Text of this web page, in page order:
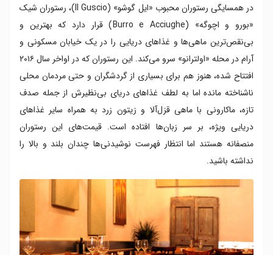
در همسایگی رستوران محبوب «ایل گوشو» (Il Guscio)، رستوران شیک
«بورو و اچوگه» (Burro e Acciughe) قرار دارد که بهترین و
بی‌نقص‌ترین ماهی‌ها و غذاهای دریایی را در یک خیابان مسکونی و
آرام در محله «اولترانو» سرو می‌کند. این رستوران که در اواخر سال ۲۰۱۶
افتتاح شده، هنوز هم برای بسیاری از گردشگران و حتی مردمان محلی
ناشناخته مانده اما به لطف غذاهای دریای بی‌نظیرش از جمله صدف
تازه، ماکارونی با ماهی قزل‌آلا و زیتون زرد به همراه سایر غذاهای
دریایی ویژه، بر سر زبان‌ها افتاده است. قیمت‌های این رستوران
منصفانه هستند اما انتظار فهرست نوشیدنی‌ها چندان بلند و بالا را
نداشته باشید.